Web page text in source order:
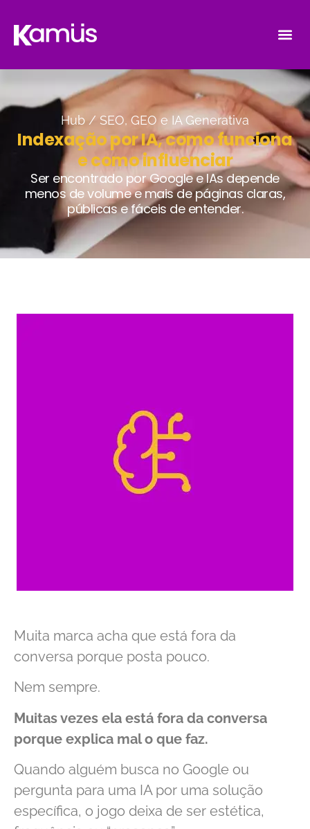
Hub / SEO, GEO e IA Generativa
Indexação por IA, como funciona
e como influenciar
Ser encontrado por Google e IAs depende
menos de volume e mais de páginas claras,
públicas e fáceis de entender.
Muita marca acha que está fora da
conversa porque posta pouco.
Nem sempre.
Muitas vezes ela está fora da conversa
porque explica mal o que faz.
Quando alguém busca no Google ou
pergunta para uma IA por uma solução
específica, o jogo deixa de ser estética,